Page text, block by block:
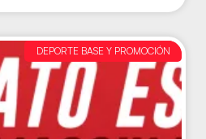
DEPORTE BASE Y PROMOCIÓN